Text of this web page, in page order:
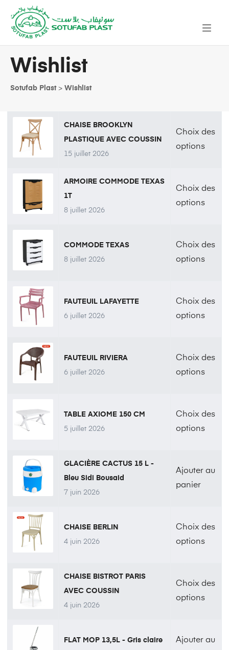
Sotufab Plast> Wishlist
Wishlist
CHAISE BROOKLYN
PLASTIQUE AVEC COUSSIN
15 juillet 2026
Choix des
options
ARMOIRE COMMODE TEXAS
1T
8 juillet 2026
Choix des
options
COMMODE TEXAS
8 juillet 2026
Choix des
options
FAUTEUIL LAFAYETTE
6 juillet 2026
Choix des
options
FAUTEUIL RIVIERA
6 juillet 2026
Choix des
options
TABLE AXIOME 150 CM
5 juillet 2026
Choix des
options
GLACIÈRE CACTUS 15 L -
Bleu Sidi Bousaid
7 juin 2026
Ajouter au
panier
CHAISE BERLIN
4 juin 2026
Choix des
options
CHAISE BISTROT PARIS
AVEC COUSSIN
4 juin 2026
Choix des
options
FLAT MOP 13,5L - Gris claire
Ajouter au